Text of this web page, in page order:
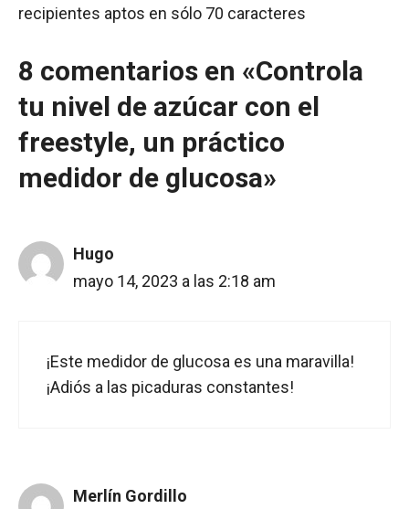
recipientes aptos en sólo 70 caracteres
8 comentarios en «Controla
tu nivel de azúcar con el
freestyle, un práctico
medidor de glucosa»
Hugo
mayo 14, 2023 a las 2:18 am
¡Este medidor de glucosa es una maravilla!
¡Adiós a las picaduras constantes!
Merlín Gordillo